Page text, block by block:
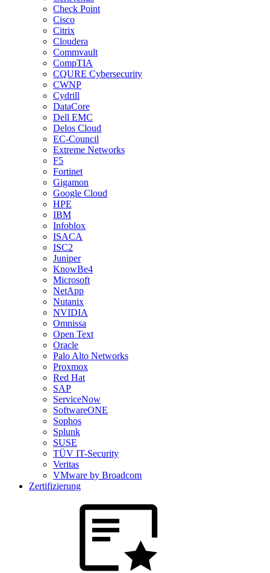
Check Point
Cisco
Citrix
Cloudera
Commvault
CompTIA
CQURE Cybersecurity
CWNP
Cydrill
DataCore
Dell EMC
Delos Cloud
EC-Council
Extreme Networks
F5
Fortinet
Gigamon
Google Cloud
HPE
IBM
Infoblox
ISACA
ISC2
Juniper
KnowBe4
Microsoft
NetApp
Nutanix
NVIDIA
Omnissa
Open Text
Oracle
Palo Alto Networks
Proxmox
Red Hat
SAP
ServiceNow
SoftwareONE
Sophos
Splunk
SUSE
TÜV IT-Security
Veritas
VMware by Broadcom
Zertifizierung